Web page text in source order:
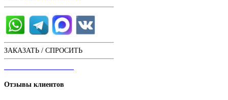
ЗАКАЗАТЬ / СПРОСИТЬ
Отзывы клиентов